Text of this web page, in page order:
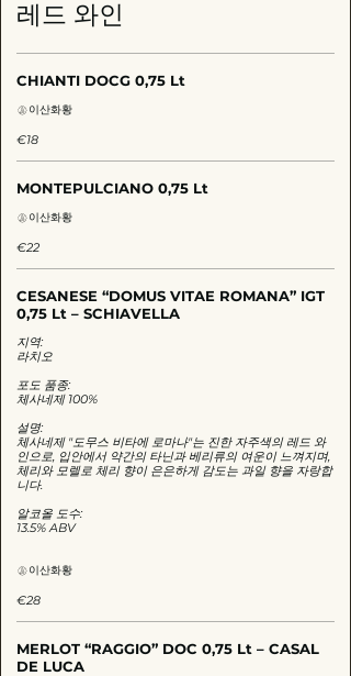
레드 와인
CHIANTI DOCG 0,75 Lt
€18
이산화황
MONTEPULCIANO 0,75 Lt
€22
이산화황
CESANESE “DOMUS VITAE ROMANA” IGT
0,75 Lt – SCHIAVELLA
지역:
라치오
포도 품종:
체사네제 100%
설명:
체사네제 "도무스 비타에 로마나"는 진한 자주색의 레드 와
인으로, 입안에서 약간의 타닌과 베리류의 여운이 느껴지며,
체리와 모렐로 체리 향이 은은하게 감도는 과일 향을 자랑합
니다.
알코올 도수:
13.5% ABV
€28
이산화황
MERLOT “RAGGIO” DOC 0,75 Lt – CASAL
DE LUCA